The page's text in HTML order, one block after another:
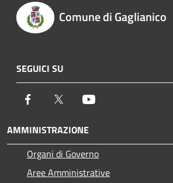
Comune di Gaglianico
SEGUICI SU
Facebook Twitter
AMMINISTRAZIONE
Organi di Governo
Aree Amministrative